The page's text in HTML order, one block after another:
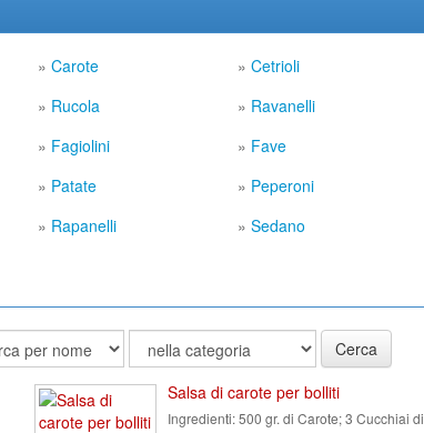
» Carote » Cetrioli
» Rucola » Ravanelli
» Fagiolini » Fave
» Patate » Peperoni
» Rapanelli » Sedano
Cerca
Salsa di carote per bolliti
Ingredienti:500 gr. di Carote; 3 Cucchiai di